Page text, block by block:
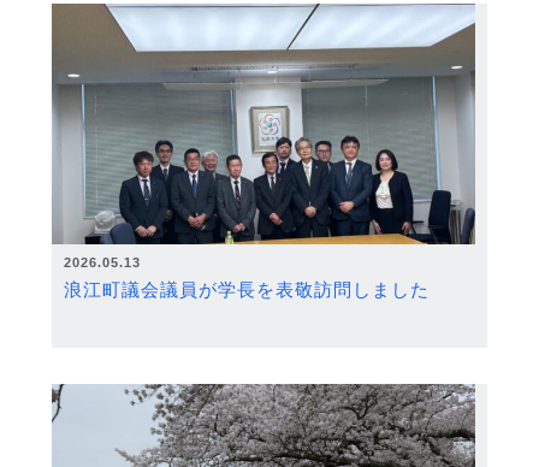
2026.05.13
浪江町議会議員が学長を表敬訪問しました